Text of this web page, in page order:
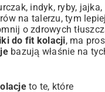
indyk, ryby, jajka,
na talerzu, tym
o zdrowych
do fit kolacji, ma
bazują właśnie na
to te, które